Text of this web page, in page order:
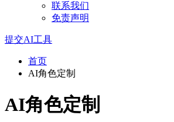
联系我们
免责声明
提交AI工具
首页
AI角色定制
AI角色定制